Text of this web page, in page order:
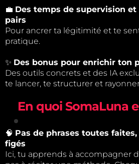
💼 Des temps de supervision et
pairs
Pour ancrer ta légitimité et te
pratique.
✨ Des bonus pour enrichir ton
Des outils concrets et des IA
te lancer, te structurer et
En quoi SomaLuna
🧠 Pas de phrases toutes
figés
Ici, tu apprends à accompagner